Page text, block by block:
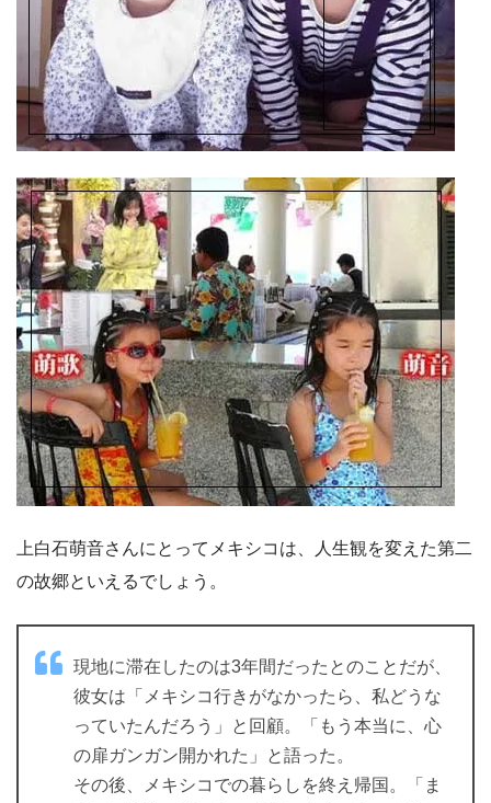
上白石萌音さんにとってメキシコは、人生観を変えた第二
の故郷といえるでしょう。
現地に滞在したのは3年間だったとのことだが、
彼女は「メキシコ行きがなかったら、私どうな
っていたんだろう」と回顧。「もう本当に、心
の扉ガンガン開かれた」と語った。
その後、メキシコでの暮らしを終え帰国。「ま